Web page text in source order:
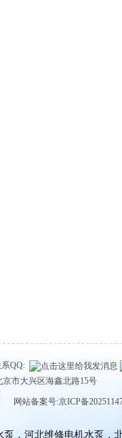
QQ:
京市大兴区海鑫北路15号
网站备案号:京ICP备
，河北维修电机水泵，